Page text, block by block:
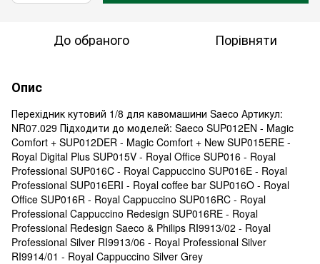
До обраного Порівняти
Опис
Перехідник кутовий 1/8 для кавомашини Saeco Артикул:
NR07.029 Підходити до моделей: Saeco SUP012EN - Magic
Comfort + SUP012DER - Magic Comfort + New SUP015ERE -
Royal Digital Plus SUP015V - Royal Office SUP016 - Royal
Professional SUP016C - Royal Cappuccino SUP016E - Royal
Professional SUP016ERI - Royal coffee bar SUP016O - Royal
Office SUP016R - Royal Cappuccino SUP016RC - Royal
Professional Cappuccino Redesign SUP016RE - Royal
Professional Redesign Saeco & Philips RI9913/02 - Royal
Professional Silver RI9913/06 - Royal Professional Silver
RI9914/01 - Royal Cappuccino Silver Grey